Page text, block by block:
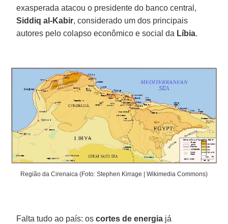
exasperada atacou o presidente do banco central,
Siddiq al-Kabir, considerado um dos principais
autores pelo colapso econômico e social da Líbia.
Região da Cirenaica (Foto: Stephen Kirrage | Wikimedia Commons)
Falta tudo ao país: oscortes de energia já